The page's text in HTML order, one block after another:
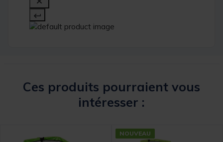
Ces produits pourraient vous
intéresser :
NOUVEAU